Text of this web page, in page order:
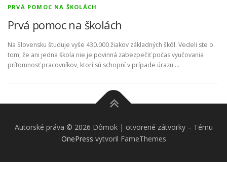
PRVÁ POMOC NA ŠKOLÁCH
Prvá pomoc na školách
Na Slovensku študuje vyše 430.000 žiakov základných škôl. Vedeli ste o
tom, že ani jedna škola nie je povinná zabezpečiť počas vyučovania
prítomnosť pracovníkov, ktorí sú schopní v prípade úrazu …
Autorské práva © 2026 Dômok | otvorené zátvorky – Tému
OnePress vytvoril FameThemes